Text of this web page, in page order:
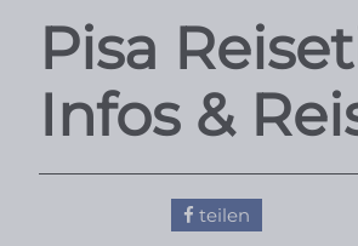
Pisa
Infos &
teilen